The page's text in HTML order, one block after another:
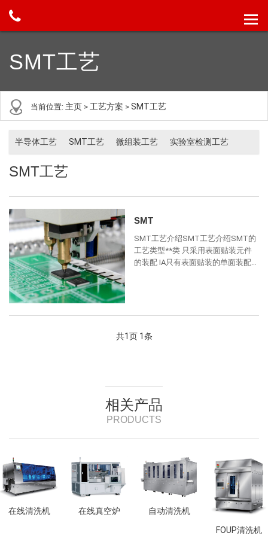
SMT工艺
当前位置: 主页 > 工艺方案 > SMT工艺
半导体工艺 SMT工艺 微组装工艺 实验室检测工艺
SMT工艺
SMT
SMT工艺介绍SMT工艺介绍SMT的
工艺类型**类 只采用表面贴装元件
的装配 IA只有表面贴装的单面装配
共1页 1条
相关产品
PRODUCTS
在线清洗机 在线真空炉
自动清洗机
FOUP清洗机